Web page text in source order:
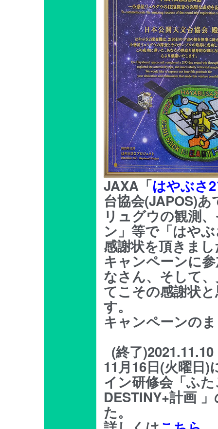
JAXA「はやぶさ
台協会(JAPOS)
リュグウの観測
ン」等で「はや
感謝状を頂きま
キャンペーンに
なさん、そして
てこその感謝状
す。
キャンペーンの
(終了)2021.11.10
11月16日(火曜日)
イン研修会「ふ
DESTINY+計画
た。